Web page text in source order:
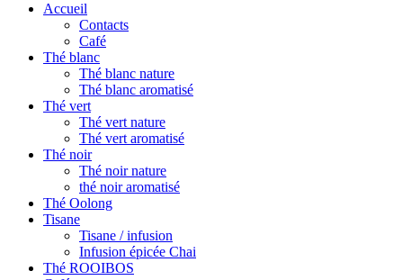
Accueil
Contacts
Café
Thé blanc
Thé blanc nature
Thé blanc aromatisé
Thé vert
Thé vert nature
Thé vert aromatisé
Thé noir
Thé noir nature
thé noir aromatisé
Thé Oolong
Tisane
Tisane / infusion
Infusion épicée Chai
Thé ROOIBOS